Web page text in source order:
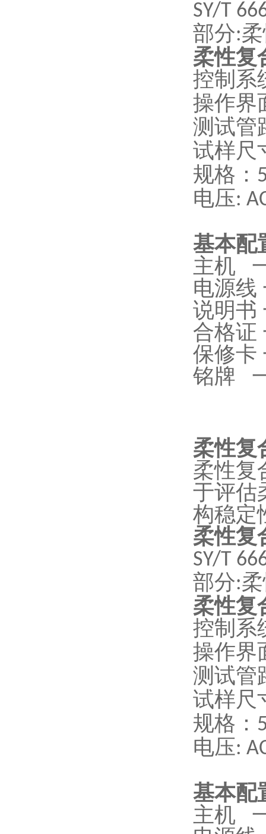
SY/T
部分:
柔性复
控制系
操作界
测试管
试样尺
规格：
电压:
基本配
主机
电源线
说明书
合格证
保修卡
铭牌
柔性复
柔性复
于评估
构稳定
柔性复
SY/T
部分:
柔性复
控制系
操作界
测试管
试样尺
规格：
电压:
基本配
主机